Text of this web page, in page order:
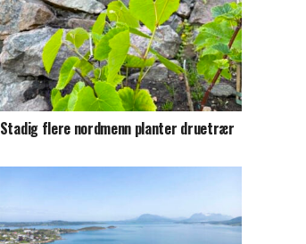
Stadig flere nordmenn planter druetrær